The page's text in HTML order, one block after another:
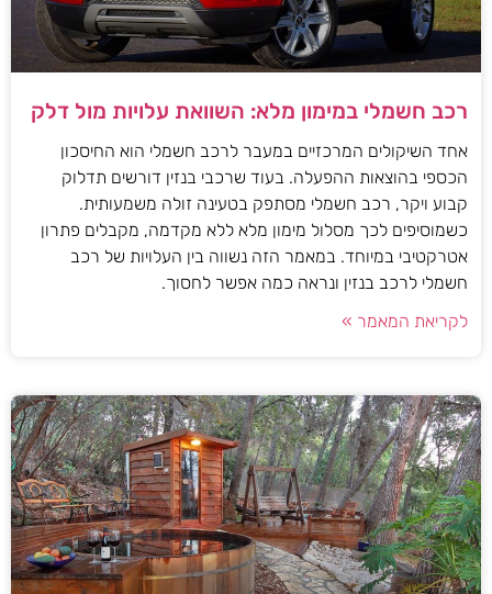
רכב חשמלי במימון מלא: השוואת עלויות מול דלק
אחד השיקולים המרכזיים במעבר לרכב חשמלי הוא החיסכון
הכספי בהוצאות ההפעלה. בעוד שרכבי בנזין דורשים תדלוק
קבוע ויקר, רכב חשמלי מסתפק בטעינה זולה משמעותית.
כשמוסיפים לכך מסלול מימון מלא ללא מקדמה, מקבלים פתרון
אטרקטיבי במיוחד. במאמר הזה נשווה בין העלויות של רכב
חשמלי לרכב בנזין ונראה כמה אפשר לחסוך.
לקריאת המאמר »